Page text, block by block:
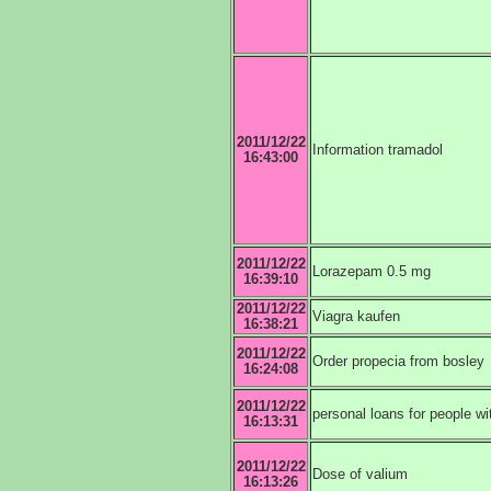
2011/12/22
16:43:00
Information tramadol
2011/12/22
16:39:10
Lorazepam 0.5 mg
2011/12/22
16:38:21
Viagra kaufen
2011/12/22
16:24:08
Order propecia from bosley
2011/12/22
16:13:31
personal loans for people
2011/12/22
16:13:26
Dose of valium